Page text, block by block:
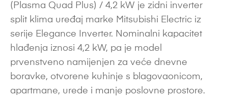
(Plasma Quad Plus) / 4,2 kW je zidni inverter
split klima uređaj marke Mitsubishi Electric iz
serije Elegance Inverter. Nominalni kapacitet
hlađenja iznosi 4,2 kW, pa je model
prvenstveno namijenjen za veće dnevne
boravke, otvorene kuhinje s blagovaonicom,
apartmane, urede i manje poslovne prostore.